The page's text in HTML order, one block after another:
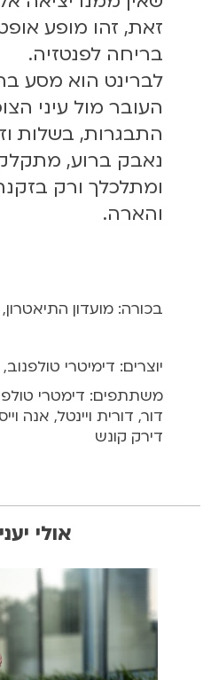
זאת, זהו מופע
בריחה לפנטזיה.
לברינט הוא מסע
העובר מול עיני
התבגרות, בשלות
נאבק ברוע,
ומתלכלך ורק
והארה.
בכורה: מועדון התיאטרון,
יוצרים: דימיטרי
משתתפים: דימטרי
דור, דורית ויינטל, אנה
דירק קונש
אולי